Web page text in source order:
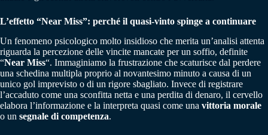
L’effetto “Near Miss”: perché il quasi-vinto spinge a continuare
Un fenomeno psicologico molto insidioso che merita un’analisi attenta
riguarda la percezione delle vincite mancate per un soffio, definite
“Near Miss“. Immaginiamo la frustrazione che scaturisce dal perdere
una schedina multipla proprio al novantesimo minuto a causa di un
unico gol imprevisto o di un rigore sbagliato. Invece di registrare
l’accaduto come una sconfitta netta e una perdita di denaro, il cervello
elabora l’informazione e la interpreta quasi come una vittoria morale
o un segnale di competenza.